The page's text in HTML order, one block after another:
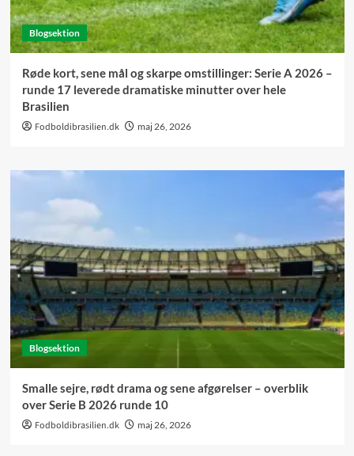
Blogsektion
Røde kort, sene mål og skarpe omstillinger: Serie A 2026 –
runde 17 leverede dramatiske minutter over hele
Brasilien
Fodboldibrasilien.dk maj 26, 2026
Blogsektion
Smalle sejre, rødt drama og sene afgørelser – overblik
over Serie B 2026 runde 10
Fodboldibrasilien.dk maj 26, 2026